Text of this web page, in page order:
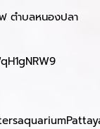
ตำบลหนองปลา